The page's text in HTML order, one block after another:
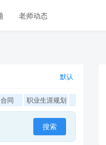
老师动态
默认
同 职业生涯规划
搜索